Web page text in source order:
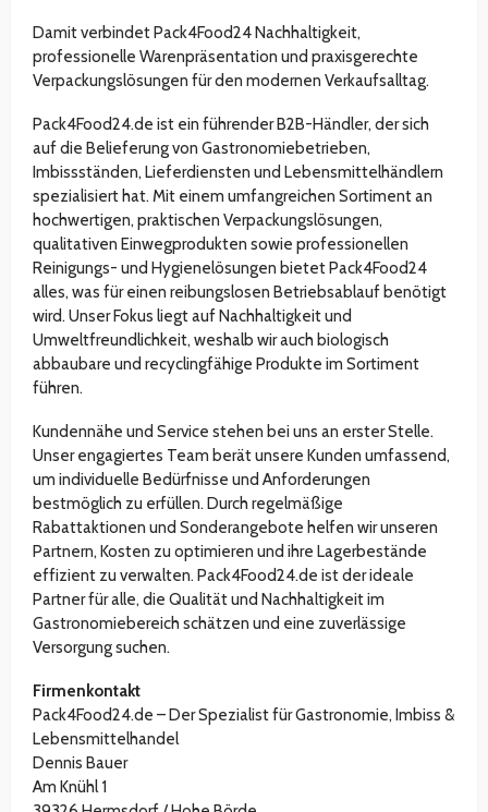
Damit verbindet Pack4Food24 Nachhaltigkeit,
professionelle Warenpräsentation und praxisgerechte
Verpackungslösungen für den modernen Verkaufsalltag.
Pack4Food24.de ist ein führender B2B-Händler, der sich
auf die Belieferung von Gastronomiebetrieben,
Imbissständen, Lieferdiensten und Lebensmittelhändlern
spezialisiert hat. Mit einem umfangreichen Sortiment an
hochwertigen, praktischen Verpackungslösungen,
qualitativen Einwegprodukten sowie professionellen
Reinigungs- und Hygienelösungen bietet Pack4Food24
alles, was für einen reibungslosen Betriebsablauf benötigt
wird. Unser Fokus liegt auf Nachhaltigkeit und
Umweltfreundlichkeit, weshalb wir auch biologisch
abbaubare und recyclingfähige Produkte im Sortiment
führen.
Kundennähe und Service stehen bei uns an erster Stelle.
Unser engagiertes Team berät unsere Kunden umfassend,
um individuelle Bedürfnisse und Anforderungen
bestmöglich zu erfüllen. Durch regelmäßige
Rabattaktionen und Sonderangebote helfen wir unseren
Partnern, Kosten zu optimieren und ihre Lagerbestände
effizient zu verwalten. Pack4Food24.de ist der ideale
Partner für alle, die Qualität und Nachhaltigkeit im
Gastronomiebereich schätzen und eine zuverlässige
Versorgung suchen.
Firmenkontakt
Pack4Food24.de – Der Spezialist für Gastronomie, Imbiss &
Lebensmittelhandel
Dennis Bauer
Am Knühl 1